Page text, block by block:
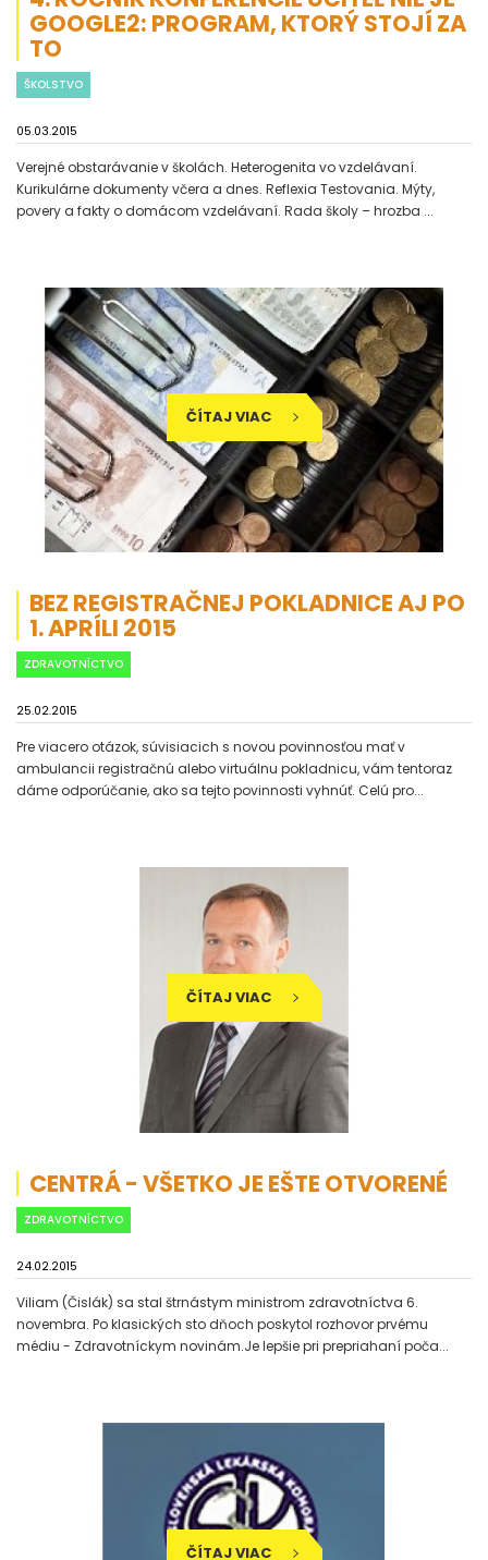
GOOGLE2: PROGRAM, KTORÝ STOJÍ ZA
TO
ŠKOLSTVO
05.03.2015
Verejné obstarávanie v školách. Heterogenita vo vzdelávaní.
Kurikulárne dokumenty včera a dnes. Reflexia Testovania. Mýty,
povery a fakty o domácom vzdelávaní. Rada školy – hrozba ...
ČÍTAJ VIAC
BEZ REGISTRAČNEJ POKLADNICE AJ PO
1. APRÍLI 2015
ZDRAVOTNÍCTVO
25.02.2015
Pre viacero otázok, súvisiacich s novou povinnosťou mať v
ambulancii registračnú alebo virtuálnu pokladnicu, vám tentoraz
dáme odporúčanie, ako sa tejto povinnosti vyhnúť. Celú pro...
ČÍTAJ VIAC
CENTRÁ - VŠETKO JE EŠTE OTVORENÉ
ZDRAVOTNÍCTVO
24.02.2015
Viliam (Čislák) sa stal štrnástym ministrom zdravotníctva 6.
novembra. Po klasických sto dňoch poskytol rozhovor prvému
médiu - Zdravotníckym novinám.Je lepšie pri prepriahaní poča...
ČÍTAJ VIAC